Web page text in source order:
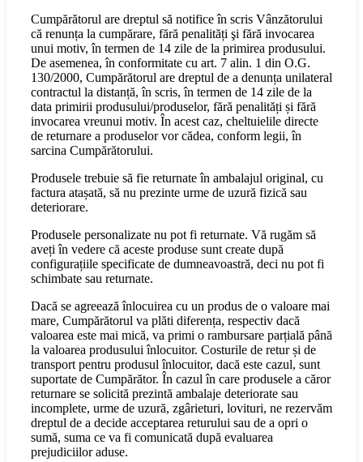
Cumpărătorul are dreptul să notifice în scris Vânzătorului
că renunța la cumpărare, fără penalități şi fără invocarea
unui motiv, în termen de 14 zile de la primirea produsului.
De asemenea, în conformitate cu art. 7 alin. 1 din O.G.
130/2000, Cumpărătorul are dreptul de a denunța unilateral
contractul la distanță, în scris, în termen de 14 zile de la
data primirii produsului/produselor, fără penalități și fără
invocarea vreunui motiv. În acest caz, cheltuielile directe
de returnare a produselor vor cădea, conform legii, în
sarcina Cumpărătorului.
Produsele trebuie să fie returnate în ambalajul original, cu
factura atașată, să nu prezinte urme de uzură fizică sau
deteriorare.
Produsele personalizate nu pot fi returnate. Vă rugăm să
aveți în vedere că aceste produse sunt create după
configurațiile specificate de dumneavoastră, deci nu pot fi
schimbate sau returnate.
Dacă se agreează înlocuirea cu un produs de o valoare mai
mare, Cumpărătorul va plăti diferența, respectiv dacă
valoarea este mai mică, va primi o rambursare parțială până
la valoarea produsului înlocuitor. Costurile de retur și de
transport pentru produsul înlocuitor, dacă este cazul, sunt
suportate de Cumpărător. În cazul în care produsele a căror
returnare se solicită prezintă ambalaje deteriorate sau
incomplete, urme de uzură, zgârieturi, lovituri, ne rezervăm
dreptul de a decide acceptarea returului sau de a opri o
sumă, suma ce va fi comunicată după evaluarea
prejudiciilor aduse.